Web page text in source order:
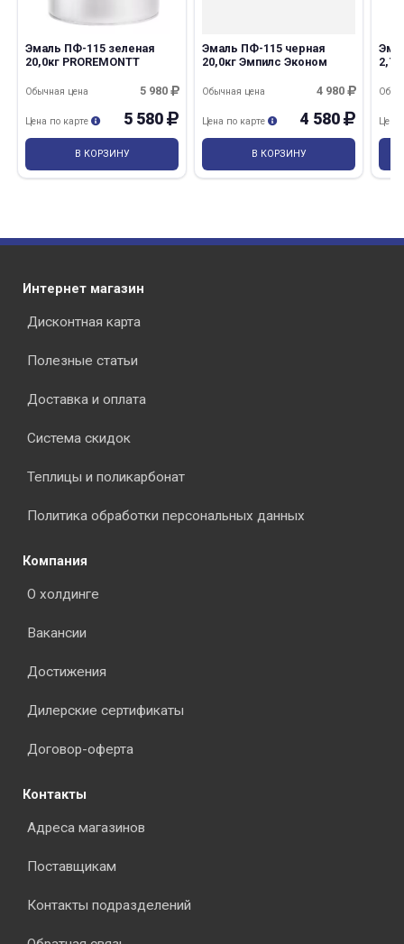
Эмаль ПФ-115 зеленая
20,0кг PROREMONTT
5 980
Обычная цена
5 580
Цена по карте
В КОРЗИНУ
Эмаль ПФ-115 черная
20,0кг Эмпилс Эконом
4 980
Обычная цена
4 580
Цена по карте
В КОРЗИНУ
Цена
Интернет магазин
Дисконтная карта
Полезные статьи
Доставка и оплата
Система скидок
Теплицы и поликарбонат
Политика обработки персональных данных
Компания
О холдинге
Вакансии
Достижения
Дилерские сертификаты
Договор-оферта
Контакты
Адреса магазинов
Поставщикам
Контакты подразделений